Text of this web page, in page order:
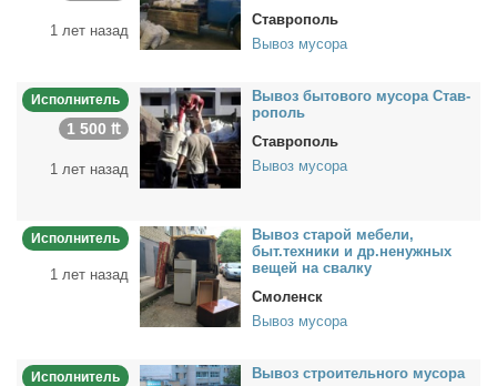
1 лет назад
Ставрополь
Вывоз мусора
Исполнитель
1 500 ₶
1 лет назад
Вы­воз бы­то­во­го му­со­ра Став­
ро­поль
Ставрополь
Вывоз мусора
Исполнитель
1 лет назад
Вы­воз ста­рой ме­бе­ли,
быт.тех­ни­ки и др.ненуж­ных
ве­щей на свал­ку
Смоленск
Вывоз мусора
Исполнитель
Вы­воз стро­и­тель­но­го му­со­ра